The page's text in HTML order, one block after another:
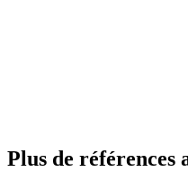
Plus de